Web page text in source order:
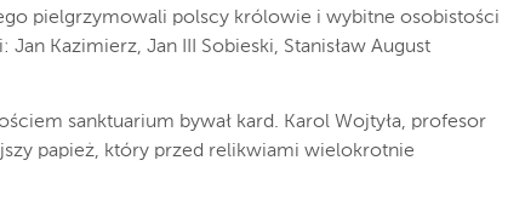
pielgrzymowali polscy królowie i wybitne osobistości
Kazimierz, Jan III Sobieski, Stanisław August
sanktuarium bywał kard. Karol Wojtyła, profesor
papież, który przed relikwiami wielokrotnie